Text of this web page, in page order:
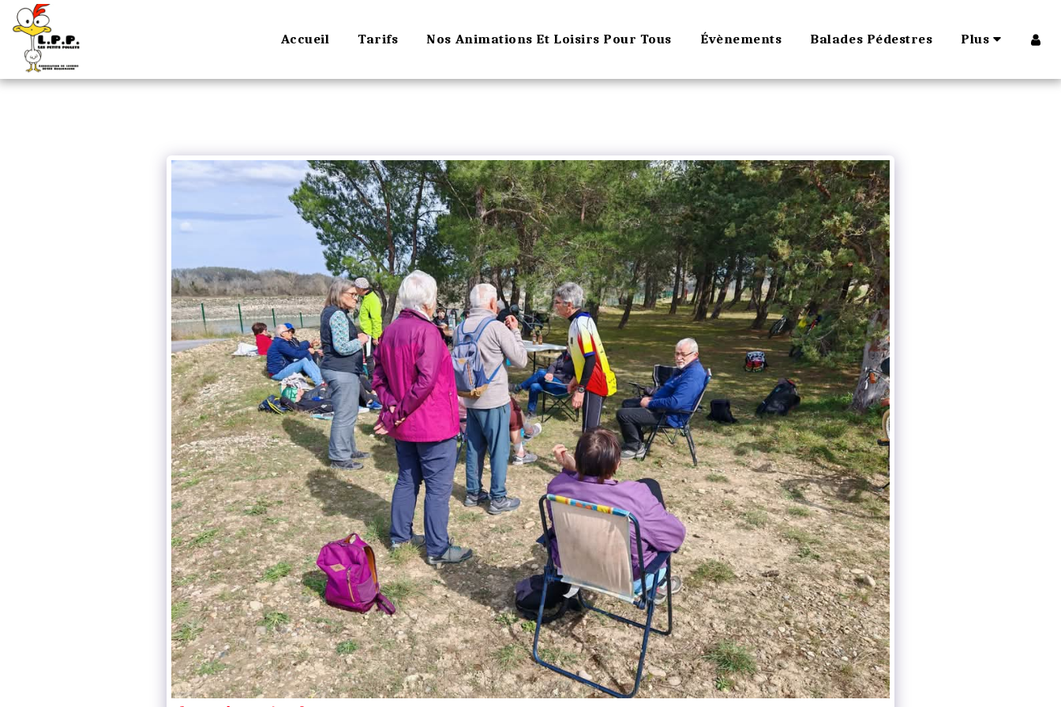
Accueil Tarifs Nos Animations Et Loisirs Pour Tous Évènements Balades Pédestres Plus